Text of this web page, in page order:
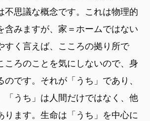
不思議な概念です。これは物理的
含みますが、家＝ホームではない
すく言えば、こころの拠り所で
ころのことを気にしないので、身
です。それが「うち」であり、
「うち」は人間だけではなく、他
ります。生命は「うち」を中心に